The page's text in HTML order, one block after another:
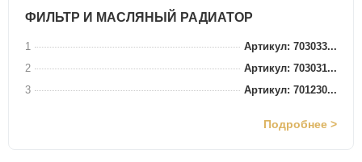
ФИЛЬТР И МАСЛЯНЫЙ РАДИАТОР
1
Артикул: 703033...
2
Артикул: 703031...
3
Артикул: 701230...
Подробнее >